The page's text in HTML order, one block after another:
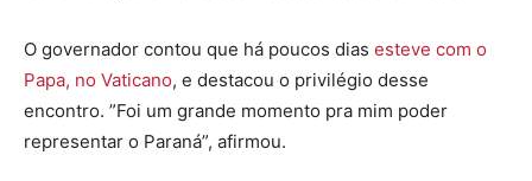
O governador contou que há poucos dias esteve com o
Papa, no Vaticano, e destacou o privilégio desse
encontro. ”Foi um grande momento pra mim poder
representar o Paraná”, afirmou.